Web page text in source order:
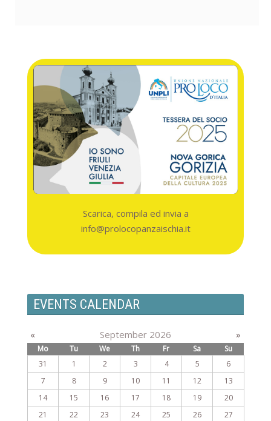
Scarica, compila ed invia a
info@prolocopanzaischia.it
EVENTS CALENDAR
« September 2026 »
Mo Tu We Th Fr Sa
Su
31
1 2 3 4 5
6
7
8 9 10 11 12
13
14
15 16 17 18 19
20
21
22 23 24 25 26
27